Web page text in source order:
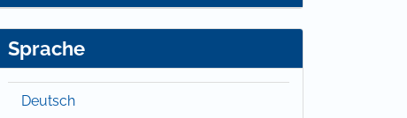
Sprache
Deutsch